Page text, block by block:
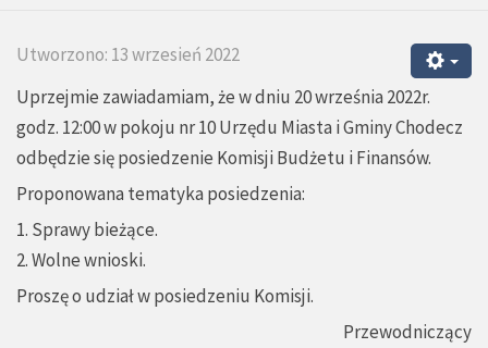
Utworzono: 13 wrzesień 2022
Uprzejmie zawiadamiam, że w dniu 20 września 2022r.
godz. 12:00 w pokoju nr 10 Urzędu Miasta i Gminy Chodecz
odbędzie się posiedzenie Komisji Budżetu i Finansów.
Proponowana tematyka posiedzenia:
1. Sprawy bieżące.
2. Wolne wnioski.
Proszę o udział w posiedzeniu Komisji.
Przewodniczący